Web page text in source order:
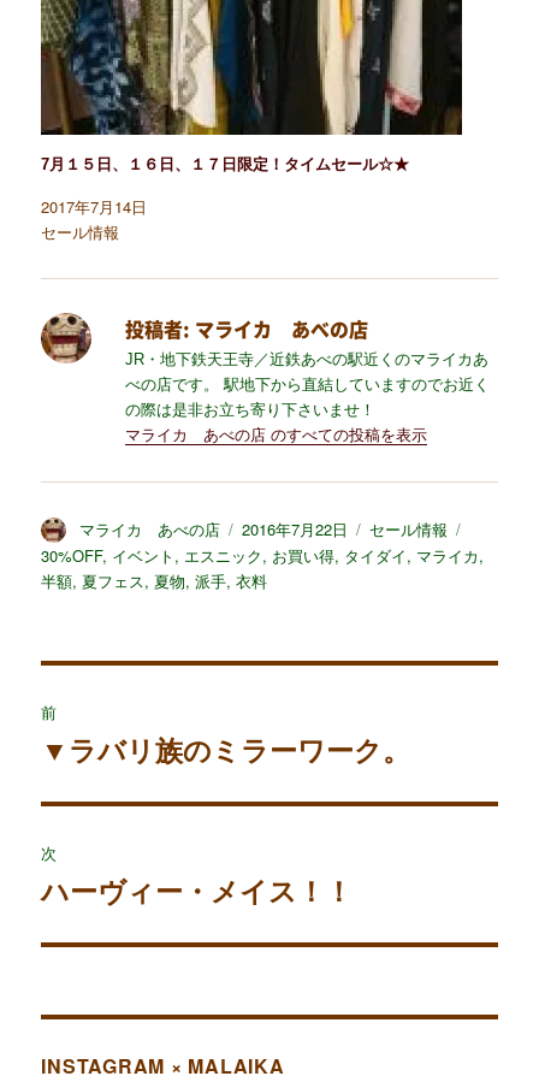
7月１５日、１６日、１７日限定！タイムセール☆★
2017年7月14日
セール情報
投稿者: マライカ あべの店
JR・地下鉄天王寺／近鉄あべの駅近くのマライカあ
べの店です。 駅地下から直結していますのでお近く
の際は是非お立ち寄り下さいませ！
マライカ あべの店 のすべての投稿を表示
投
稿
者
マライカ あべの店
投
稿
日:
2016年7月22日
カ
テ
セール情報
グ
30%OFF, イベント , エスニック, お買い得, タイダイ, マライカ,
半額, 夏フェス, 夏物,派手,衣料
稿
ナ
ビ
ゲ
ー
前
過
の
稿:
▼ラバリ族のミラーワーク。
次
次
投
ハーヴィー・メイス！！
INSTAGRAM × MALAIKA